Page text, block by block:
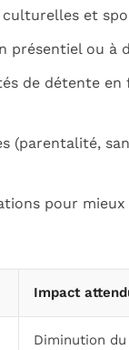
et
présentiel ou à
de détente en
(parentalité,
pour
Impact
Diminution